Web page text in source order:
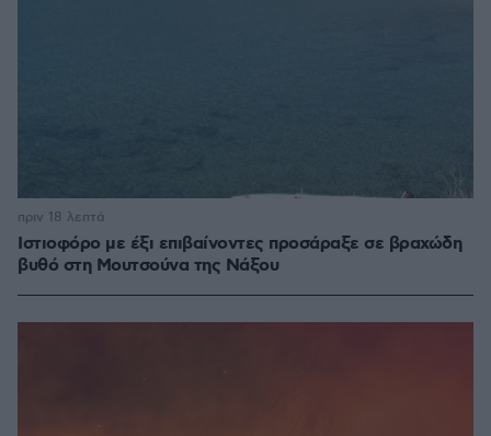
Ιστιοφόρο με έξι επιβαίνοντες προσάραξε σε βραχώδη
βυθό στη Μουτσούνα της Νάξου
πριν 18 λεπτά